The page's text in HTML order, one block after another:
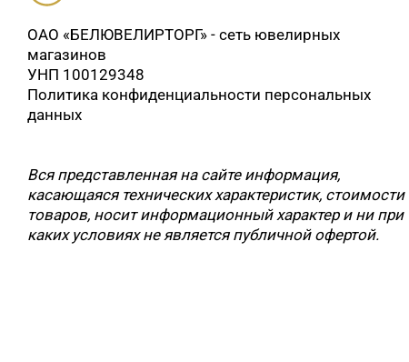
ОАО «БЕЛЮВЕЛИРТОРГ» - сеть ювелирных
магазинов
УНП 100129348
Политика конфиденциальности персональных
данных
Вся представленная на сайте информация,
касающаяся технических характеристик, стоимости
товаров, носит информационный характер и ни при
каких условиях не является публичной офертой.